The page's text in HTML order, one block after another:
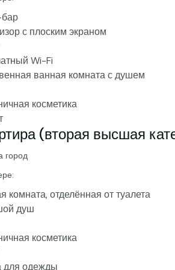
с плоским экраном
Wi-Fi
ванная комната с душем
косметика
(вторая высшая
город
комната, отделённая от туалета
душ
косметика
для одежды